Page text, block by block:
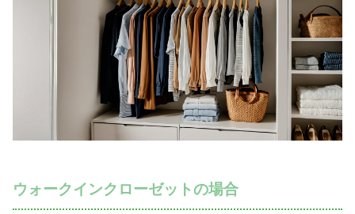
ウォークインクローゼットの場合